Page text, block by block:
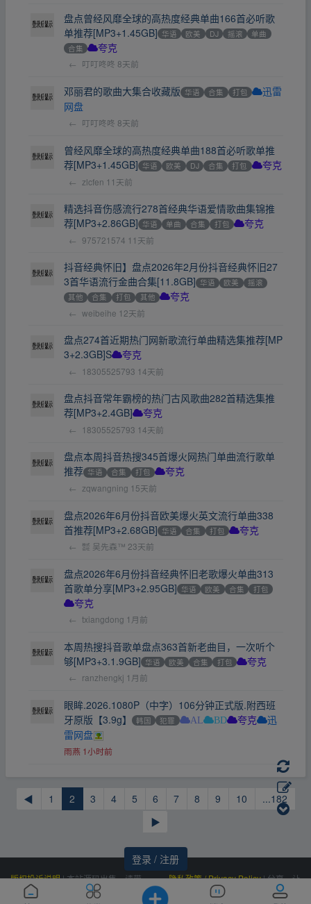
登录 / 注册
盘点曾经风靡全球的高热度经典单曲166首必听歌
单推荐[MP3+1.45GB] 华语 欧美 DJ 摇滚
单曲
合集
夸克
← 叮叮咚咚 8天前
邓丽君的歌曲大集合收藏版 华语 合集 打包
迅雷
网盘
← 叮叮咚咚 8天前
曾经风靡全球的高热度经典单曲188首必听歌单推
荐[MP3+1.45GB] 华语 欧美 DJ 合集 打包 夸克
← zlcfen 11天前
精选抖音伤感流行278首经典华语爱情歌曲集锦推
荐[MP3+2.86GB] 华语 单曲 合集 打包 夸克
← 975721574 11天前
抖音经典怀旧】盘点2026年2月份抖音经典怀旧27
3首华语流行金曲合集[11.8GB] 华语 欧美
摇滚
其他
合集 打包 其他 夸克
← weibeihe 12天前
盘点274首近期热门网新歌流行单曲精选集推荐[MP
3+2.3GB]S
夸克
← 18305525793 14天前
盘点抖音常年霸榜的热门古风歌曲282首精选集推
荐[MP3+2.4GB]
夸克
← 18305525793 14天前
盘点本周抖音热搜345首爆火网热门单曲流行歌单
推荐 华语 合集 打包 夸克
← zqwangning 15天前
盘点2026年6月份抖音欧美爆火英文流行单曲338
首推荐[MP3+2.68GB] 华语 合集 打包 夸克
← ㍿ 吴先森™ 23天前
盘点2026年6月份抖音经典怀旧老歌爆火单曲313
首歌单分享[MP3+2.95GB] 华语 欧美 合集 打包
夸克
← txiangdong 1月前
本周热搜抖音歌单盘点363首新老曲目，一次听个
够[MP3+3.1.9GB] 华语 欧美 合集 打包 夸克
← ranzhengkj 1月前
眼眸.2026.1080P（中字）106分钟正式版.附西班
牙原版【3.9g】
韩国 犯罪 AL BD 夸克
迅
雷网盘
雨燕 1小时前
◀ 1 2 3 4 5 6 7 8 9 10
...182
▶
版权投诉说明|本站源码出售，请带
价邮箱联系，非诚勿扰！
隐私政策 / Privacy Policy|分享，让
资源更有价值！
Powered by
| |Processed: , SQL: